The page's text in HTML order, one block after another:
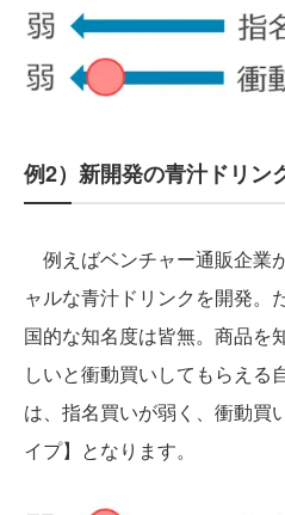
例2）新開発の青汁ドリン
例えばベンチャー通販企業
ャルな青汁ドリンクを開発。
国的な知名度は皆無。商品を
しいと衝動買いしてもらえる
は、指名買いが弱く、衝動買
イプ】となります。